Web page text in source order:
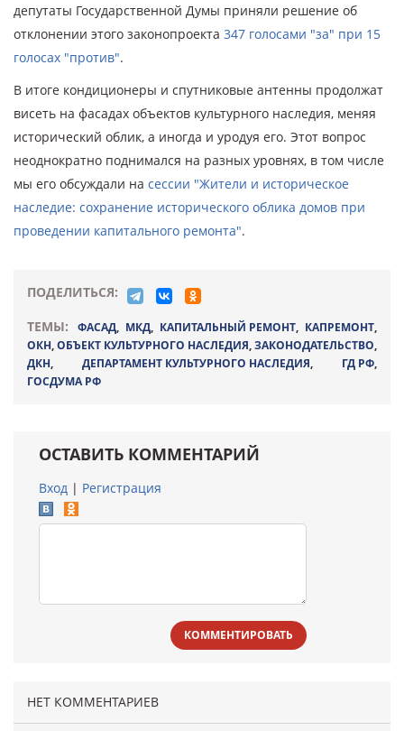
депутаты Государственной Думы приняли решение об
отклонении этого законопроекта 347 голосами "за" при 15
голосах "против".
В итоге кондиционеры и спутниковые антенны продолжат
висеть на фасадах объектов культурного наследия, меняя
исторический облик, а иногда и уродуя его. Этот вопрос
неоднократно поднимался на разных уровнях, в том числе
мы его обсуждали на сессии "Жители и историческое
наследие: сохранение исторического облика домов при
проведении капитального ремонта".
ПОДЕЛИТЬСЯ:
ТЕМЫ:
ФАСАД, МКД, КАПИТАЛЬНЫЙ РЕМОНТ, КАПРЕМОНТ,
ОКН,ОБЪЕКТ КУЛЬТУРНОГО НАСЛЕДИЯ,ЗАКОНОДАТЕЛЬСТВО,
ДКН, ДЕПАРТАМЕНТ КУЛЬТУРНОГО НАСЛЕДИЯ, ГД РФ,
ГОСДУМА РФ
ОСТАВИТЬ КОММЕНТАРИЙ
Вход | Регистрация
КОММЕНТИРОВАТЬ
НЕТ КОММЕНТАРИЕВ